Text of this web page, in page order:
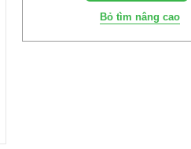
Bỏ tìm nâng cao